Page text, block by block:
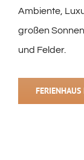
Ambiente,
großen
und Felder.
FERIENHAUS